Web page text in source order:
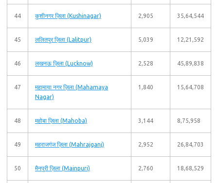
44 कुशीनगर ज़िला (Kushinagar) 2,905 35,64,544
45 ललितपुर ज़िला (Lalitpur) 5,039 12,21,592
46 लखनऊ ज़िला (Lucknow) 2,528 45,89,838
47
महामाया नगर ज़िला (Mahamaya
Nagar)
1,840 15,64,708
48 महोबा ज़िला (Mahoba) 3,144 8,75,958
49 महराजगंज ज़िला (Mahrajganj) 2,952 26,84,703
50 मैनपुरी ज़िला (Mainpuri) 2,760 18,68,529